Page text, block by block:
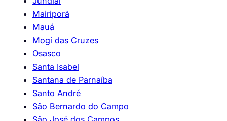
Mairiporã
Mauá
Mogi das Cruzes
Osasco
Santa Isabel
Santana de Parnaíba
Santo André
São Bernardo do Campo